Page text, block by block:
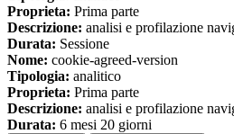
Proprieta: Prima parte
Descrizione: analisi e profilazione
Durata: Sessione
Nome: cookie-agreed-version
Tipologia: analitico
Proprieta: Prima parte
Descrizione: analisi e profilazione
Durata: 6 mesi 20 giorni